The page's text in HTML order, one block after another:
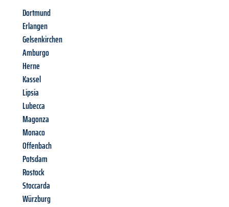
Dortmund
Erlangen
Gelsenkirchen
Amburgo
Herne
Kassel
Lipsia
Lubecca
Magonza
Monaco
Offenbach
Potsdam
Rostock
Stoccarda
Würzburg